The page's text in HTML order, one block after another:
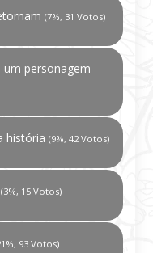
(7%, 31 Votos)
personagem
história (9%, 42 Votos)
(3%, 15 Votos)
93 Votos)